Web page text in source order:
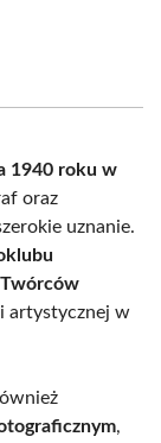
1940 roku w
oraz
uznanie.
artystycznej w
,